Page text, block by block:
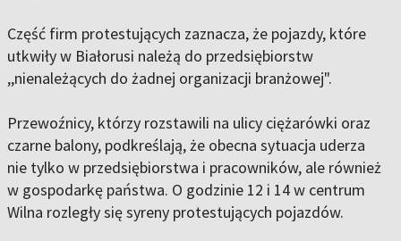
Część firm protestujących zaznacza, że pojazdy, które
utkwiły w Białorusi należą do przedsiębiorstw
,,nienależących do żadnej organizacji branżowej".
Przewoźnicy, którzy rozstawili na ulicy ciężarówki oraz
czarne balony, podkreślają, że obecna sytuacja uderza
nie tylko w przedsiębiorstwa i pracowników, ale również
w gospodarkę państwa. O godzinie 12 i 14 w centrum
Wilna rozległy się syreny protestujących pojazdów.